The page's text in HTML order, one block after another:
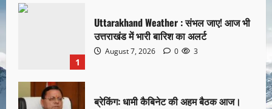
1
Uttarakhand Weather : संभल जाए! आज भी
उत्तराखंड में भारी बारिश का अलर्ट
August 7, 2026 0 3
ब्रेकिंग: धामी कैबिनेट की अहम बैठक आज।